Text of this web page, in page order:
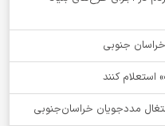
کنند